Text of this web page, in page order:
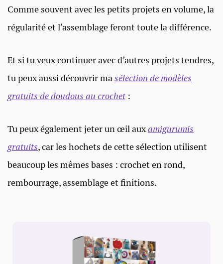
Comme souvent avec les petits projets en volume, la
régularité et l’assemblage feront toute la différence.
Et si tu veux continuer avec d’autres projets tendres,
tu peux aussi découvrir ma sélection de modèles
gratuits de doudous au crochet:
Tu peux également jeter un œil auxamigurumis
gratuits, car les hochets de cette sélection utilisent
beaucoup les mêmes bases : crochet en rond,
rembourrage, assemblage et finitions.